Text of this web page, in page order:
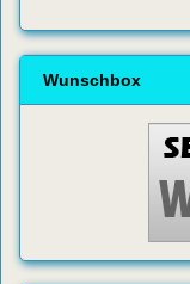
Wunschbox